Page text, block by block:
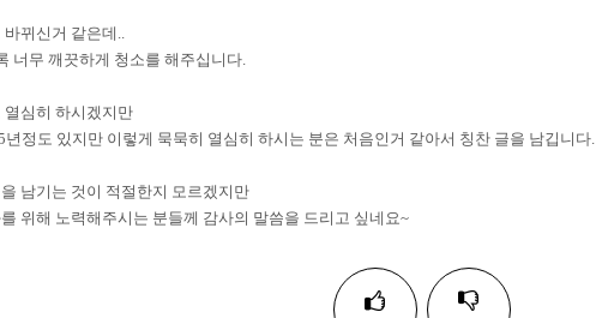
뀌신거 같은데..
너무 깨끗하게 청소를 해주십니다.
열심히 하시겠지만
년정도 있지만 이렇게 묵묵히 열심히 하시는 분은 처음인거 같아서 칭찬 글을 남깁니다.
남기는 것이 적절한지 모르겠지만
위해 노력해주시는 분들께 감사의 말씀을 드리고 싶네요~